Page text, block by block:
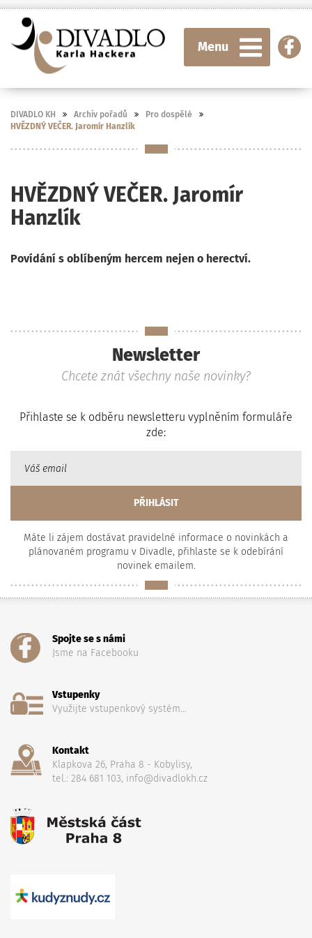
Menu
DIVADLO KH Archiv pořadů
Pro dospělé
HVĚZDNÝ VEČER. Jaromír Hanzlík
HVĚZDNÝ VEČER. Jaromír
Hanzlík
Povídání s oblíbeným hercem nejen o herectví.
Newsletter
Chcete znát všechny naše novinky?
Přihlaste se k odběru newsletteru vyplněním formuláře
zde:
Máte li zájem dostávat pravidelné informace o novinkách a
plánovaném programu v Divadle, přihlaste se k odebírání
novinek emailem.
Spojte se s námi
Jsme na Facebooku
Vstupenky
Využijte vstupenkový systém...
Kontakt
Klapkova 26, Praha 8 - Kobylisy,
tel.: 284 681 103, info@divadlokh.cz